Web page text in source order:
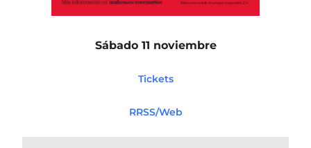
Sábado 11 noviembre
Tickets
RRSS/Web